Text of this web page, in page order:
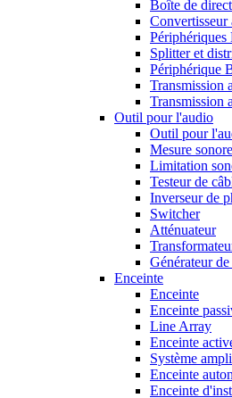
Boîte de
Splitter et
Périphérique
Transmission
Transmission
Outil pour l'audio
Outil pour
Mesure sonore
Limitation
Testeur de
Inverseur de
Switcher
Atténuateur
Générateur
Enceinte
Enceinte
Enceinte
Line Array
Enceinte
Système
Enceinte
Enceinte